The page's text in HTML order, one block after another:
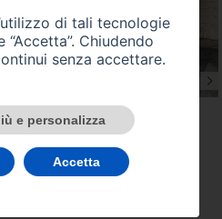
di tali tecnologie
Chiudendo
senza accettare.
e personalizza
Accetta